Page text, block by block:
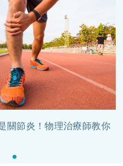
關節炎！物理治療師教你